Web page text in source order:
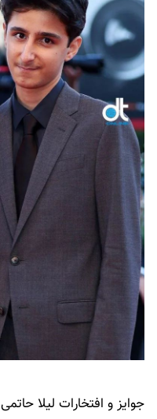
جوایز و افتخارات لیلا حاتمی